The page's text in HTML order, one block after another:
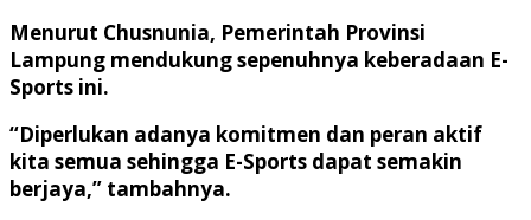
Menurut Chusnunia, Pemerintah Provinsi
Lampung mendukung sepenuhnya keberadaan E-
Sports ini.
“Diperlukan adanya komitmen dan peran aktif
kita semua sehingga E-Sports dapat semakin
berjaya,” tambahnya.